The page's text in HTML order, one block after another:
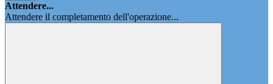
Attendere...
Attendere il completamento dell'operazione...